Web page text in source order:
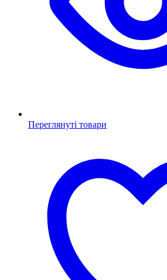
Переглянуті товари